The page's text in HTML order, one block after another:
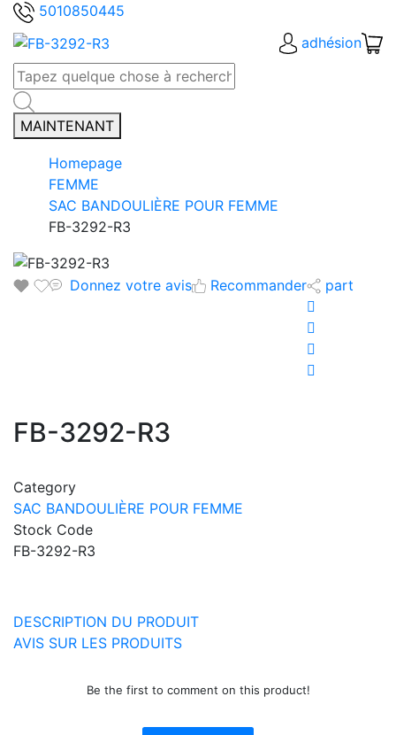
5010850445
MAINTENANT
adhésion
Homepage
FEMME
SAC BANDOULIÈRE POUR FEMME
FB-3292-R3
Donnez votre avis Recommander part
FB-3292-R3
Category
SAC BANDOULIÈRE POUR FEMME
Stock Code
FB-3292-R3
DESCRIPTION DU PRODUIT
AVIS SUR LES PRODUITS
Be the first to comment on this product!